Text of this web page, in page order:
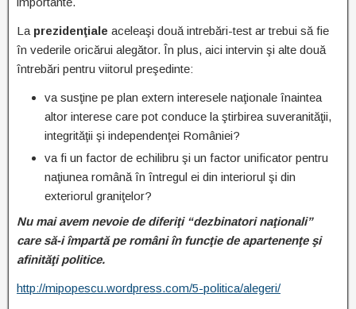
La prezidenţiale aceleaşi două intrebări-test ar trebui să fie
în vederile oricărui alegător. În plus, aici intervin şi alte două
întrebări pentru viitorul preşedinte:
va susţine pe plan extern interesele naţionale înaintea
altor interese care pot conduce la ştirbirea suveranităţii,
integrităţii şi independenţei României?
va fi un factor de echilibru şi un factor unificator pentru
naţiunea română în întregul ei din interiorul şi din
exteriorul graniţelor?
Nu mai avem nevoie de diferiţi “dezbinatori naţionali”
care să-i împartă pe români în funcţie de apartenenţe şi
afinităţi politice.
http://mipopescu.wordpress.com/5-politica/alegeri/